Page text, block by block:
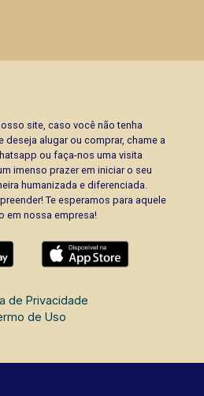
site, caso você não tenha
deseja alugar ou comprar, chame a
ou faça-nos uma visita
imenso prazer em iniciar o seu
humanizada e diferenciada.
Te esperamos para aquele
em nossa empresa!
de Privacidade
de Uso